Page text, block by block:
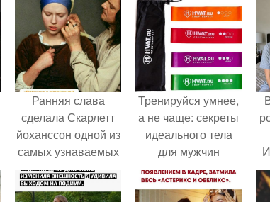
Ранняя слава
сделала Скарлетт
йоханссон одной из
самых узнаваемых
актрис голливуда,
но за глянцевым
Тренируйся умнее,
а не чаще: секреты
идеального тела
для мужчин